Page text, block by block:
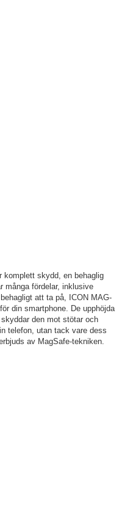
komplett skydd, en behaglig
många fördelar, inklusive
att ta på, ICON MAG-
din smartphone. De upphöjda
den mot stötar och
telefon, utan tack vare dess
av MagSafe-tekniken.